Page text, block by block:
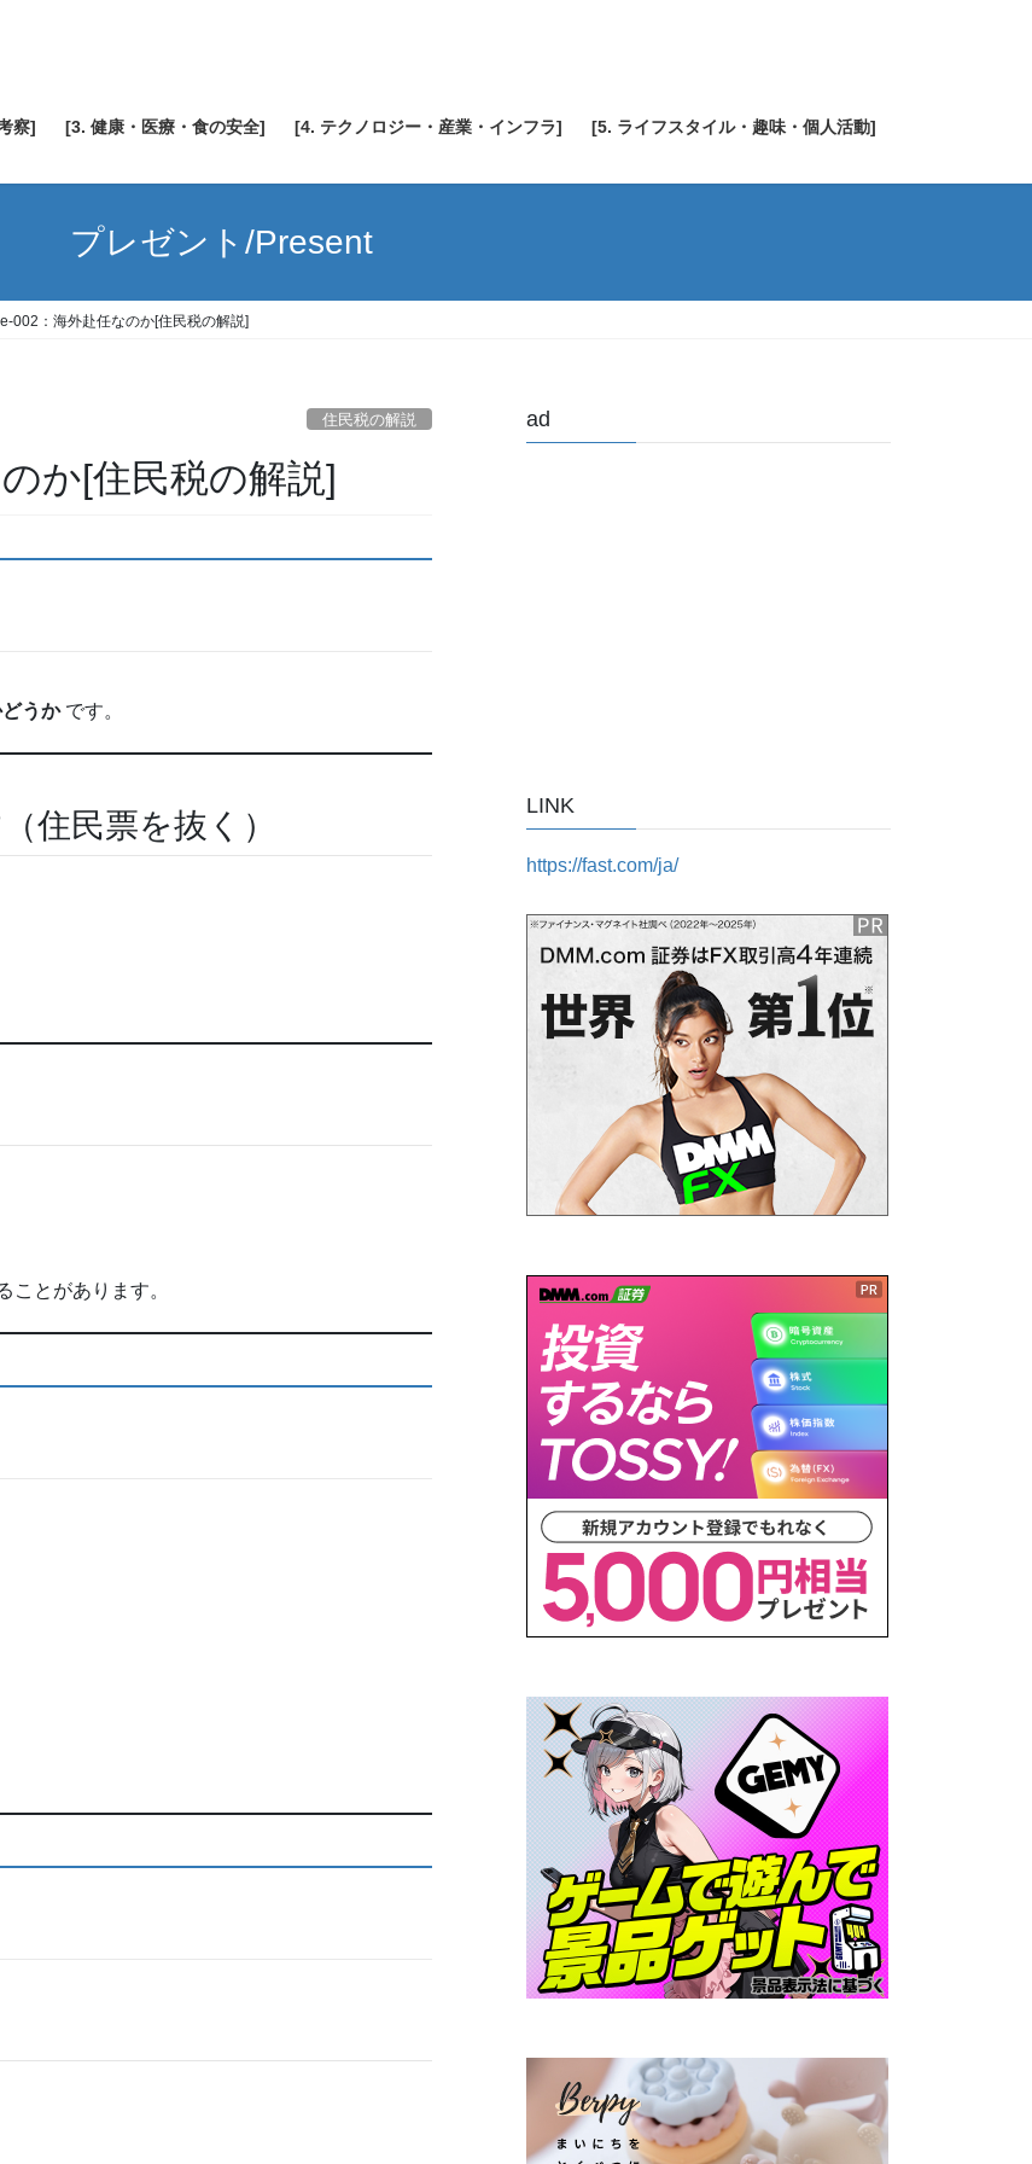
察] [3. 健康・医療・食の安全] [4. テクノロジー・産業・インフラ] [5. ライフスタイル・趣味・個人活動]
プレゼント/Present
002：海外赴任なのか[住民税の解説]
住民税の解説
か[住民税の解説]
うかです。
住民票を抜く）
ことがあります。
ad
LINK
https://fast.com/ja/